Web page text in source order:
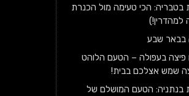
בטבריה: הכי טעימה מול הכנרת
למהדרין!)
בבאר שבע
פיצה בעפולה – הטעם הלוהט
שמש אצלכם בבית!
בנתניה: הטעם המושלם של